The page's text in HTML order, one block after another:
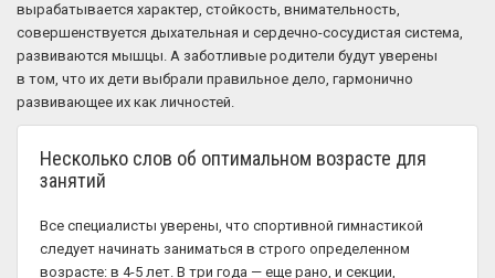
вырабатывается характер, стойкость, внимательность,
совершенствуется дыхательная и сердечно-сосудистая система,
развиваются мышцы. А заботливые родители будут уверены
в том, что их дети выбрали правильное дело, гармонично
развивающее их как личностей.
Несколько слов об оптимальном возрасте для
занятий
Все специалисты уверены, что спортивной гимнастикой
следует начинать заниматься в строго определенном
возрасте: в 4-5 лет. В три года — еще рано, и секции,